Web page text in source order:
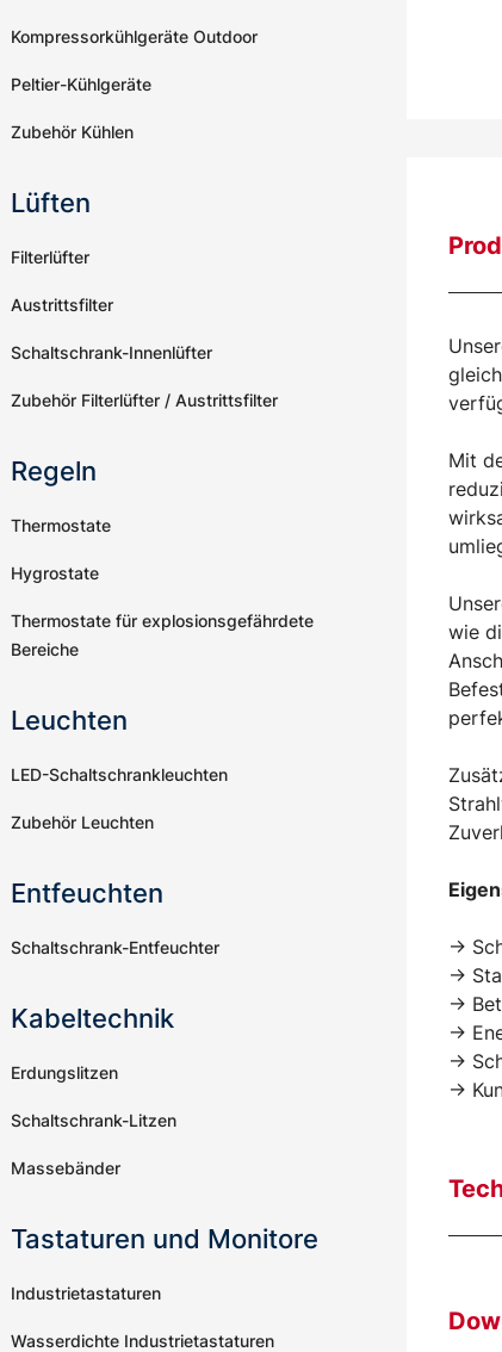
Mit
wie
->
->
->
->
->
->
Kompressorkühlgeräte Outdoor
Peltier-Kühlgeräte
Zubehör Kühlen
Lüften
Filterlüfter
Austrittsfilter
Schaltschrank-Innenlüfter
Zubehör Filterlüfter / Austrittsfilter
Regeln
Thermostate
Hygrostate
Thermostate für explosionsgefährdete
Bereiche
Leuchten
LED-Schaltschrankleuchten
Zubehör Leuchten
Entfeuchten
Schaltschrank-Entfeuchter
Kabeltechnik
Erdungslitzen
Schaltschrank-Litzen
Massebänder
Tastaturen und Monitore
Industrietastaturen
Wasserdichte Industrietastaturen